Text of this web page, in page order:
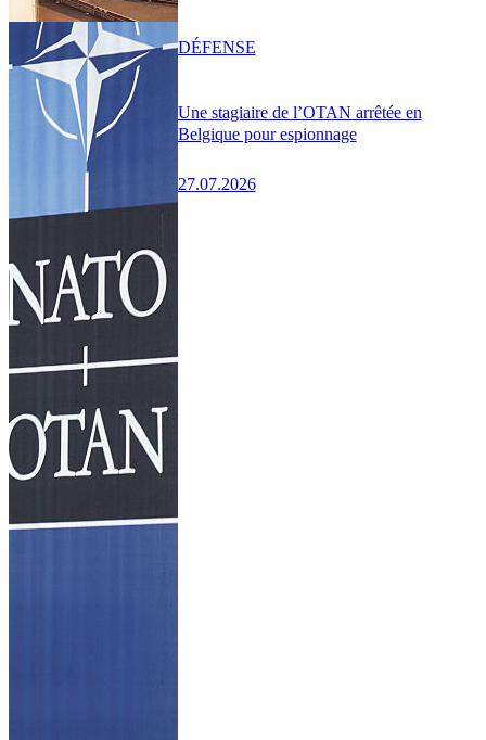
Une stagiaire de l’OTAN arrêtée en
Belgique pour espionnage
27.07.2026
DÉFENSE